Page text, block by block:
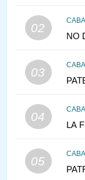
02
NO
03
04
LA
05
146
1